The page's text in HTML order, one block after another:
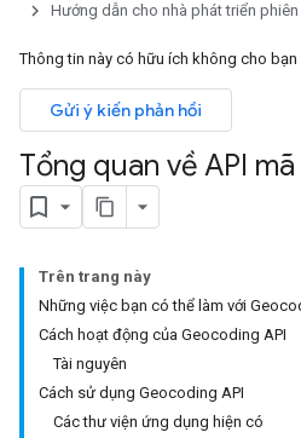
Hướng dẫn cho nhà phát triển phiên
Thông tin này có hữu ích không cho
Gửi ý kiến phản hồi
Tổng quan về API
Trên trang này
Những việc bạn có thể làm với
Cách hoạt động của Geocoding API
Tài nguyên
Cách sử dụng Geocoding API
Các thư viện ứng dụng hiện có